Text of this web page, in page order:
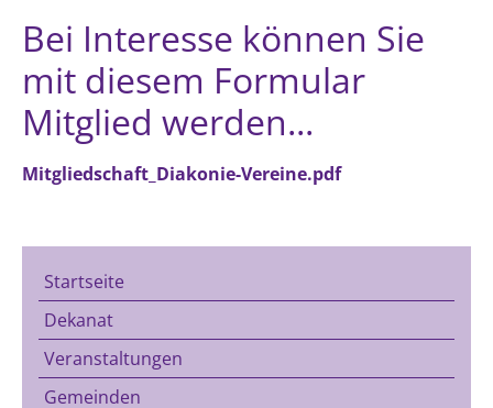
Bei Interesse können Sie
mit diesem Formular
Mitglied werden...
Mitgliedschaft_Diakonie-Vereine.pdf
Startseite
Dekanat
Veranstaltungen
Gemeinden